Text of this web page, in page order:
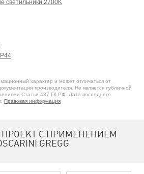
светильники 2700K
степенью защиты IP44
характер и может отличаться от
производителя. Не является публичной
Статьи 437 ГК РФ. Дата последнего
Правовая информация
ПРОЕКТ С ПРИМЕНЕНИЕМ
GREGG